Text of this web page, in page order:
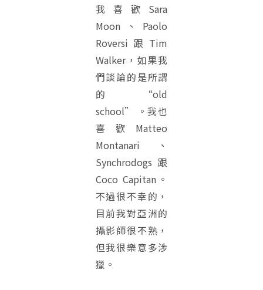
我喜歡Sara
Moon、Paolo
Roversi跟Tim
Walker，如果我
們談論的是所謂
的 “old
school” 。我也
喜歡Matteo
Montanari、
Synchrodogs跟
Coco Capitan。
不過很不幸的，
目前我對亞洲的
攝影師很不熟，
但我很樂意多涉
獵。